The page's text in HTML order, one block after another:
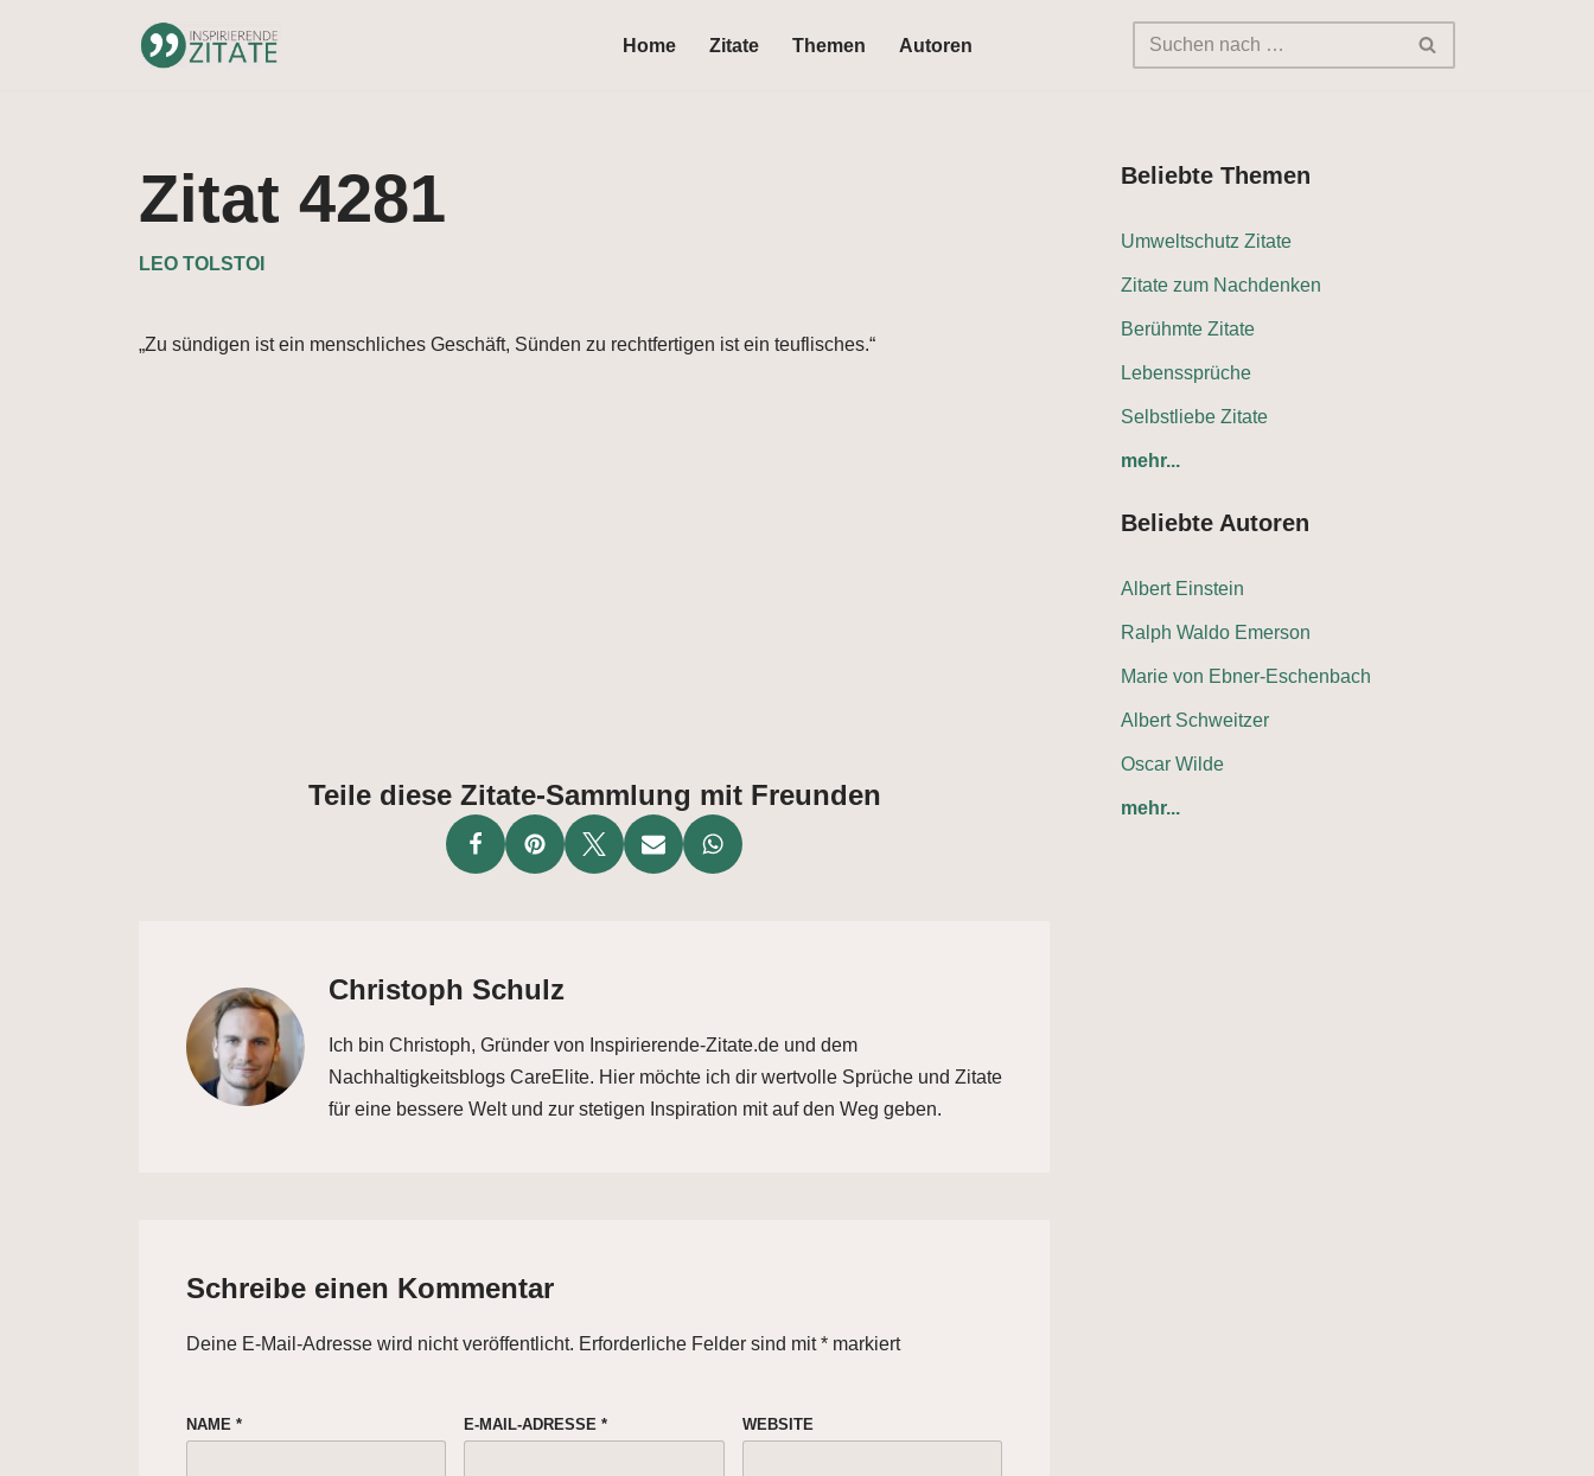
Home Zitate Themen Autoren
Zitat 4281
LEO TOLSTOI
„Zu sündigen ist ein menschliches Geschäft, Sünden zu rechtfertigen ist ein teuflisches.“
Teile diese Zitate-Sammlung mit Freunden
Christoph Schulz
Ich bin Christoph, Gründer von Inspirierende-Zitate.de und dem
Nachhaltigkeitsblogs CareElite. Hier möchte ich dir wertvolle Sprüche und Zitate
für eine bessere Welt und zur stetigen Inspiration mit auf den Weg geben.
Schreibe einen Kommentar
Deine E-Mail-Adresse wird nicht veröffentlicht. Erforderliche Felder sind mit* markiert
NAME * E-MAIL-ADRESSE* WEBSITE
Beliebte Themen
Umweltschutz Zitate
Zitate zum Nachdenken
Berühmte Zitate
Lebenssprüche
Selbstliebe Zitate
mehr...
Beliebte Autoren
Albert Einstein
Ralph Waldo Emerson
Marie von Ebner-Eschenbach
Albert Schweitzer
Oscar Wilde
mehr...